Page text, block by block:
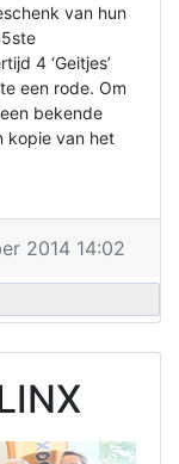
van hun
4 ‘Geitjes’
een rode. Om
bekende
kopie van het
2014 14:02